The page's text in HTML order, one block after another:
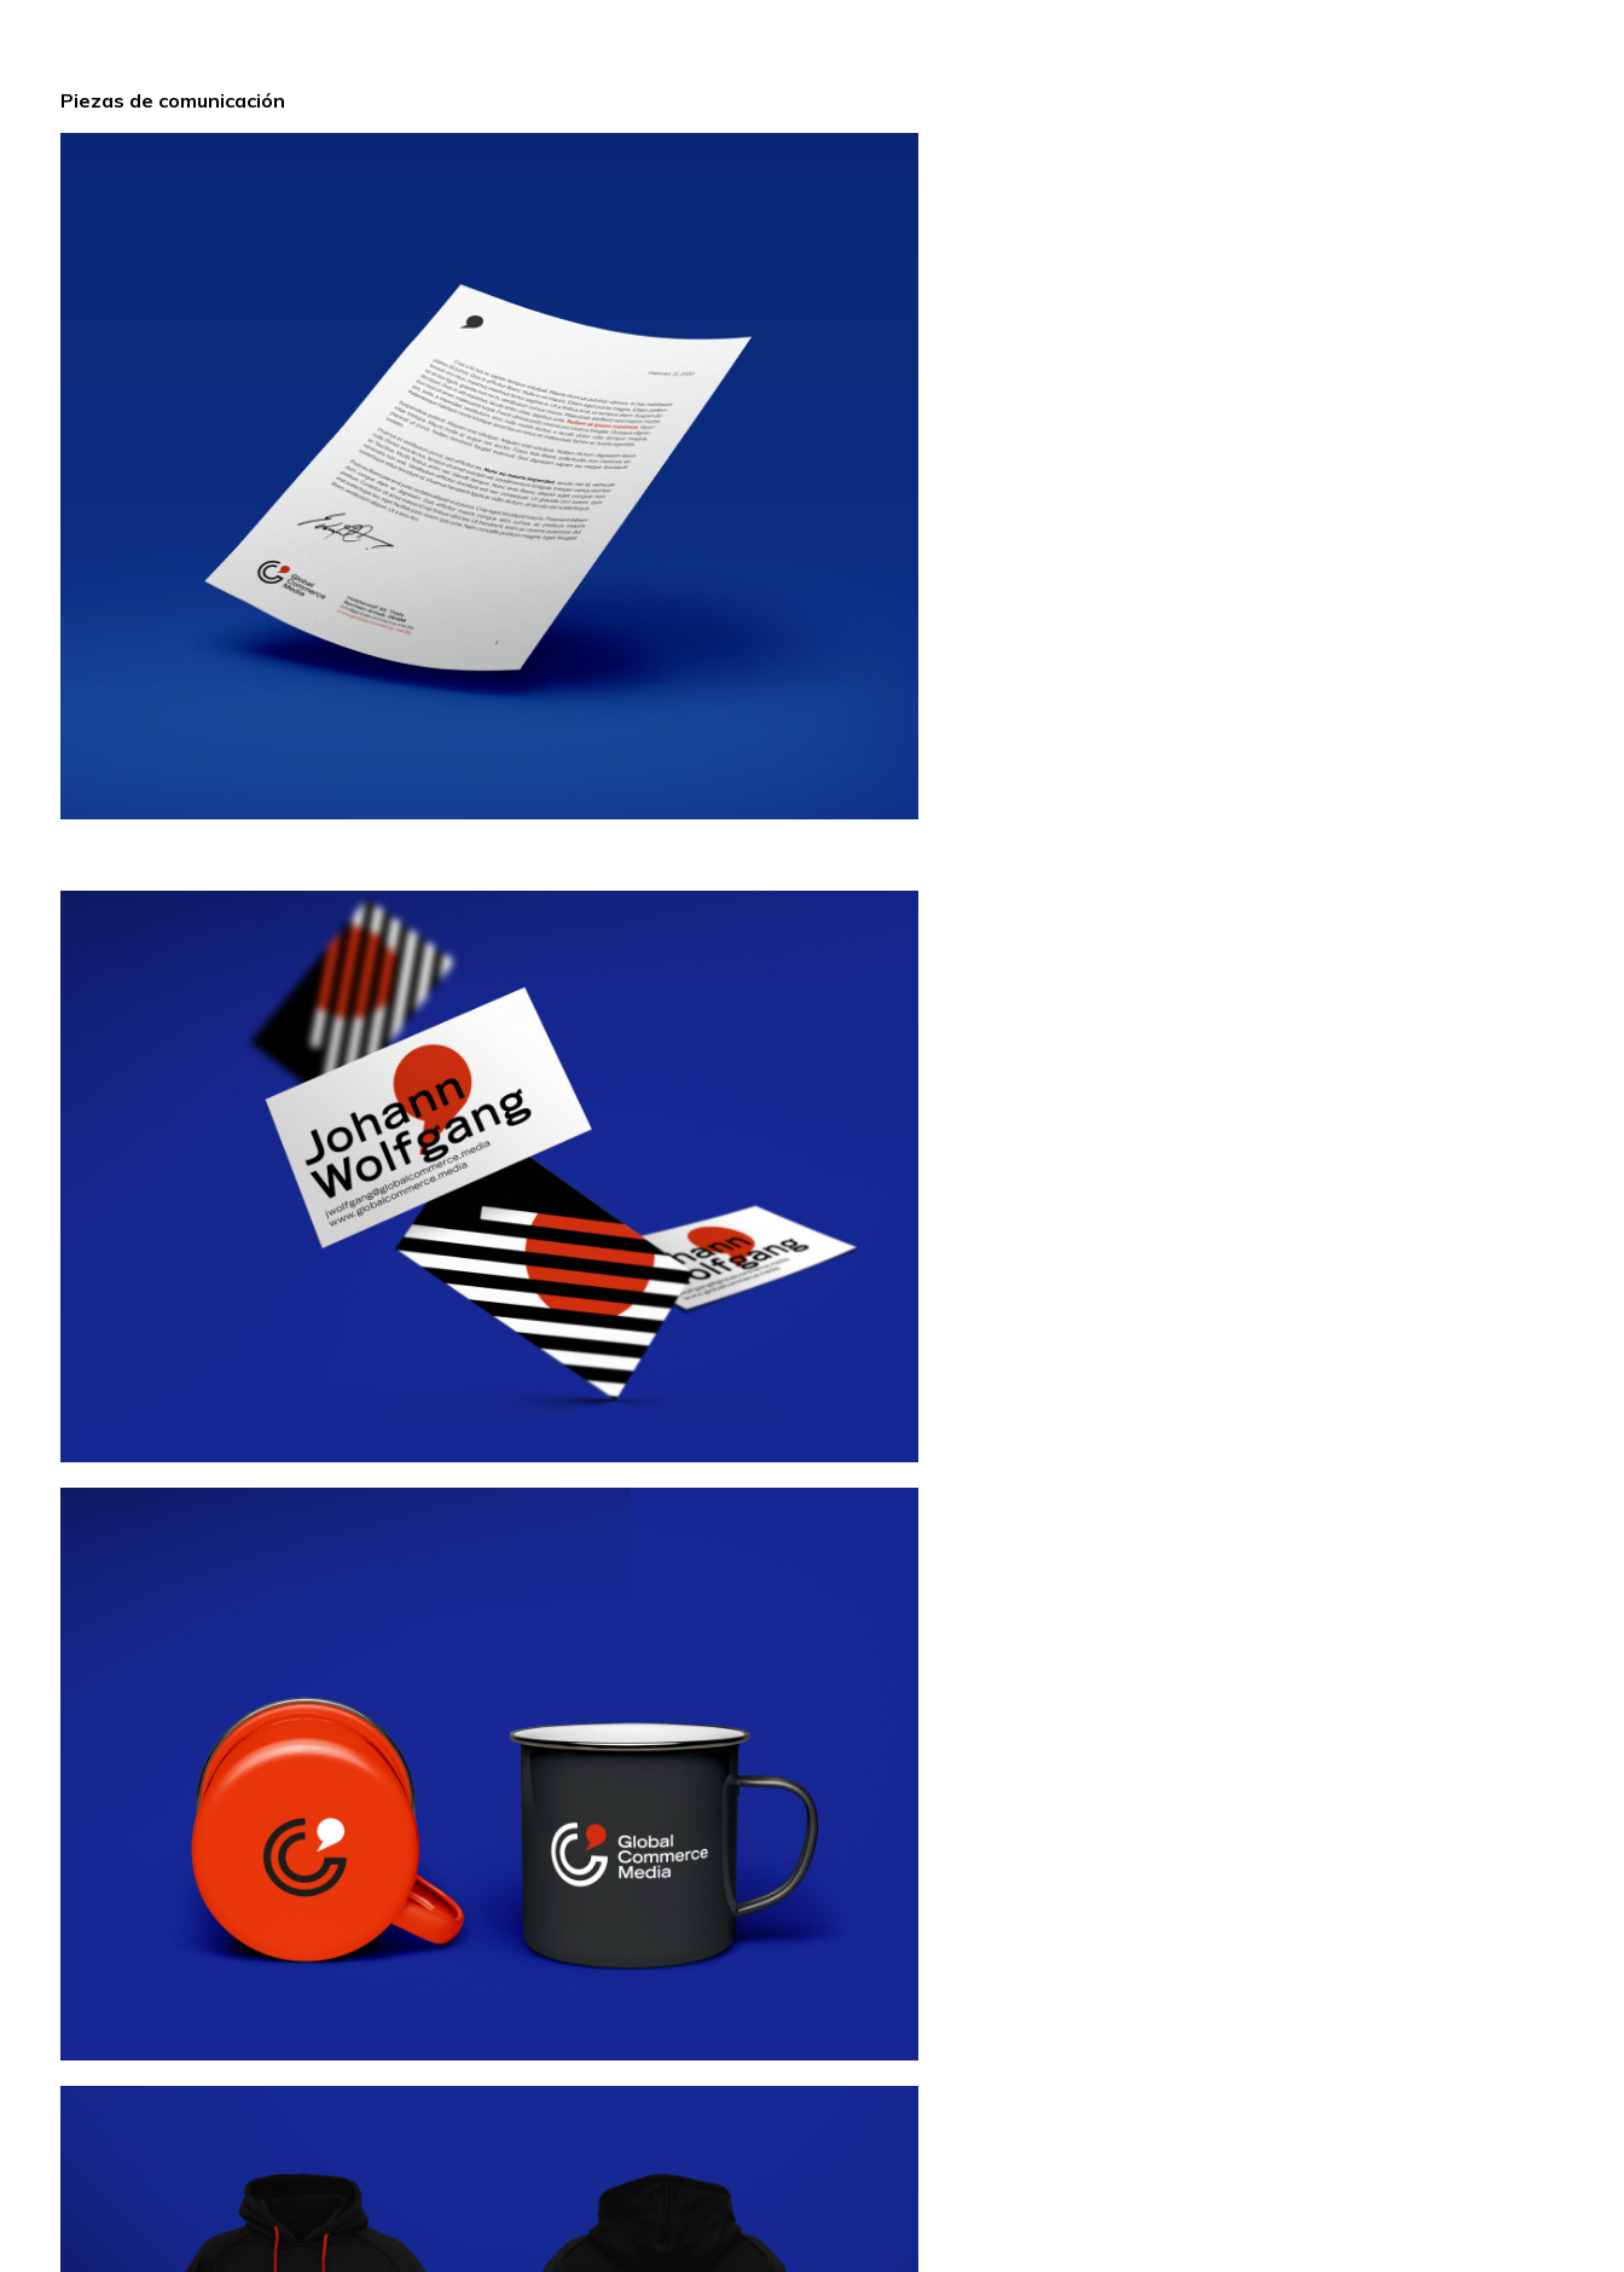
Piezas de comunicación